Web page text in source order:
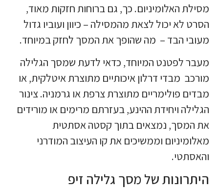
מסילת האלומיניום. כך, גם ברוחות חזקות מאוד,
הסרט לא יכול לצאת מהמסילה – כיוון ועוביו גדול
מעובי הבד – מה שהופך את המסך לחזק במיוחד.
מעבר לפטנט המיוחד, כדאי לדעת שמסך הגלילה
מורכב מבדי דרלון איכותיים מתוצרת איטלקית, או
מבדים פולימריים מתוצרת צרפת או גרמניה. צינור
הגלילה ויחידת ההינע, בעזרתם מרימים או מורידים
את המסך, נמצאים בתוך קסטה אסתטית
מאלומיניום וממשיכים את קו העיצוב המודרני
והאסתטי.
היתרונות של מסך גלילה זיפ